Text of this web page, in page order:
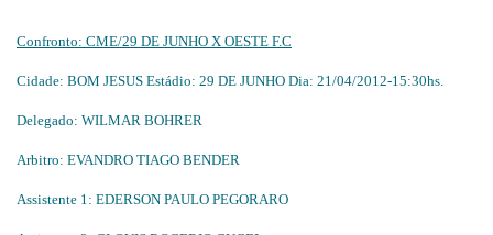
Confronto: CME/29 DE JUNHO X OESTE F.C
Cidade: BOM JESUS Estádio: 29 DE JUNHO Dia: 21/04/2012-15:30hs.
Delegado: WILMAR BOHRER
Arbitro: EVANDRO TIAGO BENDER
Assistente 1: EDERSON PAULO PEGORARO